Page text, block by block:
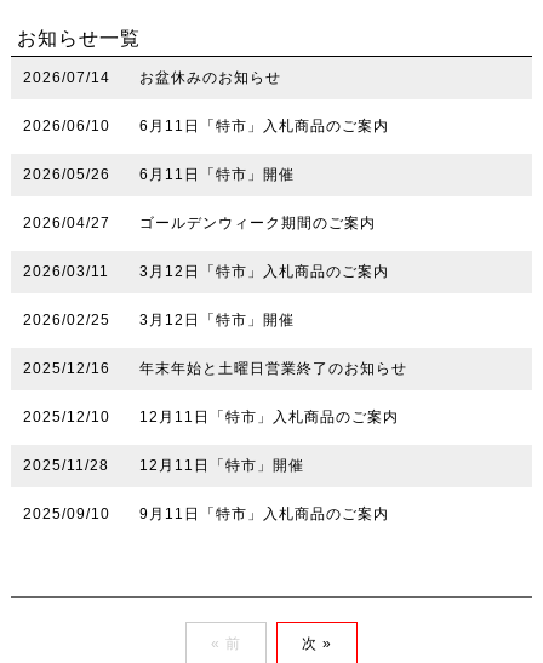
お知らせ一覧
2026/07/14 お盆休みのお知らせ
2026/06/10 6月11日「特市」入札商品のご案内
2026/05/26 6月11日「特市」開催
2026/04/27 ゴールデンウィーク期間のご案内
2026/03/11 3月12日「特市」入札商品のご案内
2026/02/25 3月12日「特市」開催
2025/12/16 年末年始と土曜日営業終了のお知らせ
2025/12/10 12月11日「特市」入札商品のご案内
2025/11/28 12月11日「特市」開催
2025/09/10 9月11日「特市」入札商品のご案内
« 前 次 »